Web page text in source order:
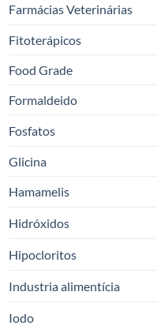
Farmácias Veterinárias
Fitoterápicos
Food Grade
Formaldeido
Fosfatos
Glicina
Hamamelis
Hidróxidos
Hipocloritos
Industria alimentícia
Iodo